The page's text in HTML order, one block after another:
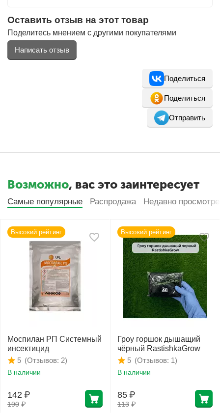
Оставить отзыв на этот товар
Поделитесь мнением с другими покупателями
Написать отзыв
Поделиться
Поделиться
Отправить
Возможно, вас это заинтересует
Самые популярные Распродажа Недавно
Высокий рейтинг
Моспилан РП Системный
инсектицид
(Отзывов: 2)
5
В наличии
190 ₽
142 ₽
Высокий рейтинг
Гроу горшок дышащий
чёрный RastishkaGrow
(Отзывов: 1)
5
В наличии
113 ₽
85 ₽